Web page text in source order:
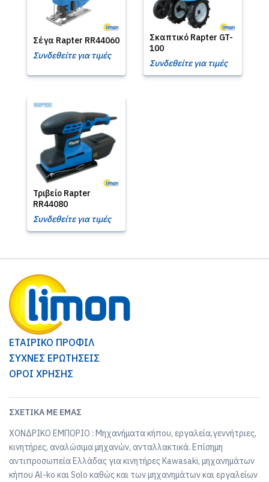
Σέγα Rapter RR44060
Συνδεθείτε για τιμές
Σκαπτικό Rapter GT-
100
Συνδεθείτε για τιμές
Τριβείο Rapter
RR44080
Συνδεθείτε για τιμές
ΕΤΑΙΡΙΚΟ ΠΡΟΦΙΛ
ΣΥΧΝΕΣ ΕΡΩΤΗΣΕΙΣ
ΟΡΟΙ ΧΡΗΣΗΣ
ΣΧΕΤΙΚΆ ΜΕ ΕΜΆΣ
ΧΟΝΔΡΙΚΟ ΕΜΠΟΡΙΟ : Μηχανήματα κήπου, εργαλεία,γεννήτριες,
κινητήρες, αναλώσιμα μηχανών, ανταλλακτικά. Επίσημη
αντιπροσωπεία Ελλάδας για κινητήρες Kawasaki, μηχανημάτων
κήπου Al-ko και Solo καθώς και των μηχανημάτων και εργαλείων